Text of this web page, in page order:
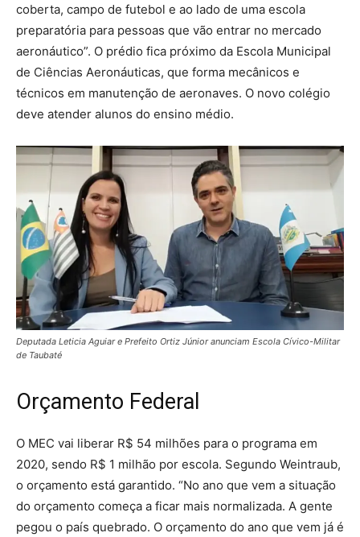
coberta, campo de futebol e ao lado de uma escola
preparatória para pessoas que vão entrar no mercado
aeronáutico”. O prédio fica próximo da Escola Municipal
de Ciências Aeronáuticas, que forma mecânicos e
técnicos em manutenção de aeronaves. O novo colégio
deve atender alunos do ensino médio.
Deputada Leticia Aguiar e Prefeito Ortiz Júnior anunciam Escola Cívico-Militar
de Taubaté
Orçamento Federal
O MEC vai liberar R$ 54 milhões para o programa em
2020, sendo R$ 1 milhão por escola. Segundo Weintraub,
o orçamento está garantido. “No ano que vem a situação
do orçamento começa a ficar mais normalizada. A gente
pegou o país quebrado. O orçamento do ano que vem já é